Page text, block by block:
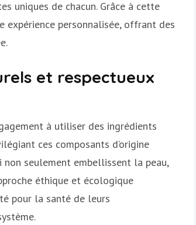
uniques de chacun. Grâce à cette
expérience personnalisée, offrant des
et respectueux
à utiliser des ingrédients
ces composants d’origine
seulement embellissent la peau,
éthique et écologique
pour la santé de leurs